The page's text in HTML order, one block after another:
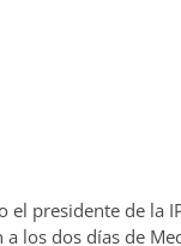
el presidente de la
los dos días de